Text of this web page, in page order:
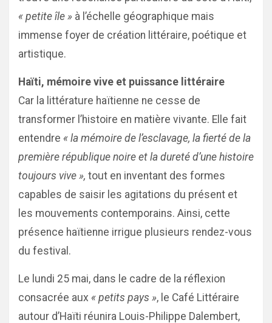
« petite île » à l’échelle géographique mais
immense foyer de création littéraire, poétique et
artistique.
Haïti, mémoire vive et puissance littéraire
Car la littérature haïtienne ne cesse de
transformer l’histoire en matière vivante. Elle fait
entendre « la mémoire de l’esclavage, la fierté de la
première république noire et la dureté d’une histoire
toujours vive », tout en inventant des formes
capables de saisir les agitations du présent et
les mouvements contemporains. Ainsi, cette
présence haïtienne irrigue plusieurs rendez-vous
du festival.
Le lundi 25 mai, dans le cadre de la réflexion
consacrée aux « petits pays », le Café Littéraire
autour d’Haïti réunira Louis-Philippe Dalembert,